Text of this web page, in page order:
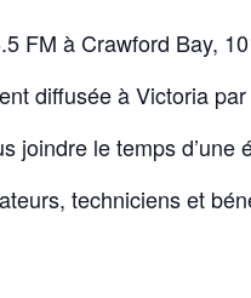
FM à Crawford Bay,
diffusée à Victoria
joindre le temps
techniciens et